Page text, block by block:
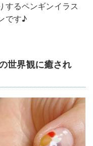
するペンギンイラス
です♪
世界観に癒され